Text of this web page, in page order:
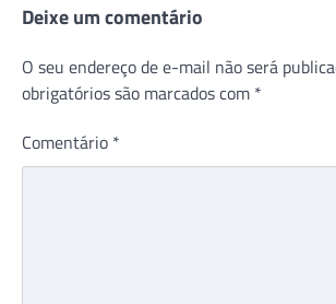
Deixe um comentário
O seu endereço de e-mail não será
obrigatórios são marcados com *
Comentário *